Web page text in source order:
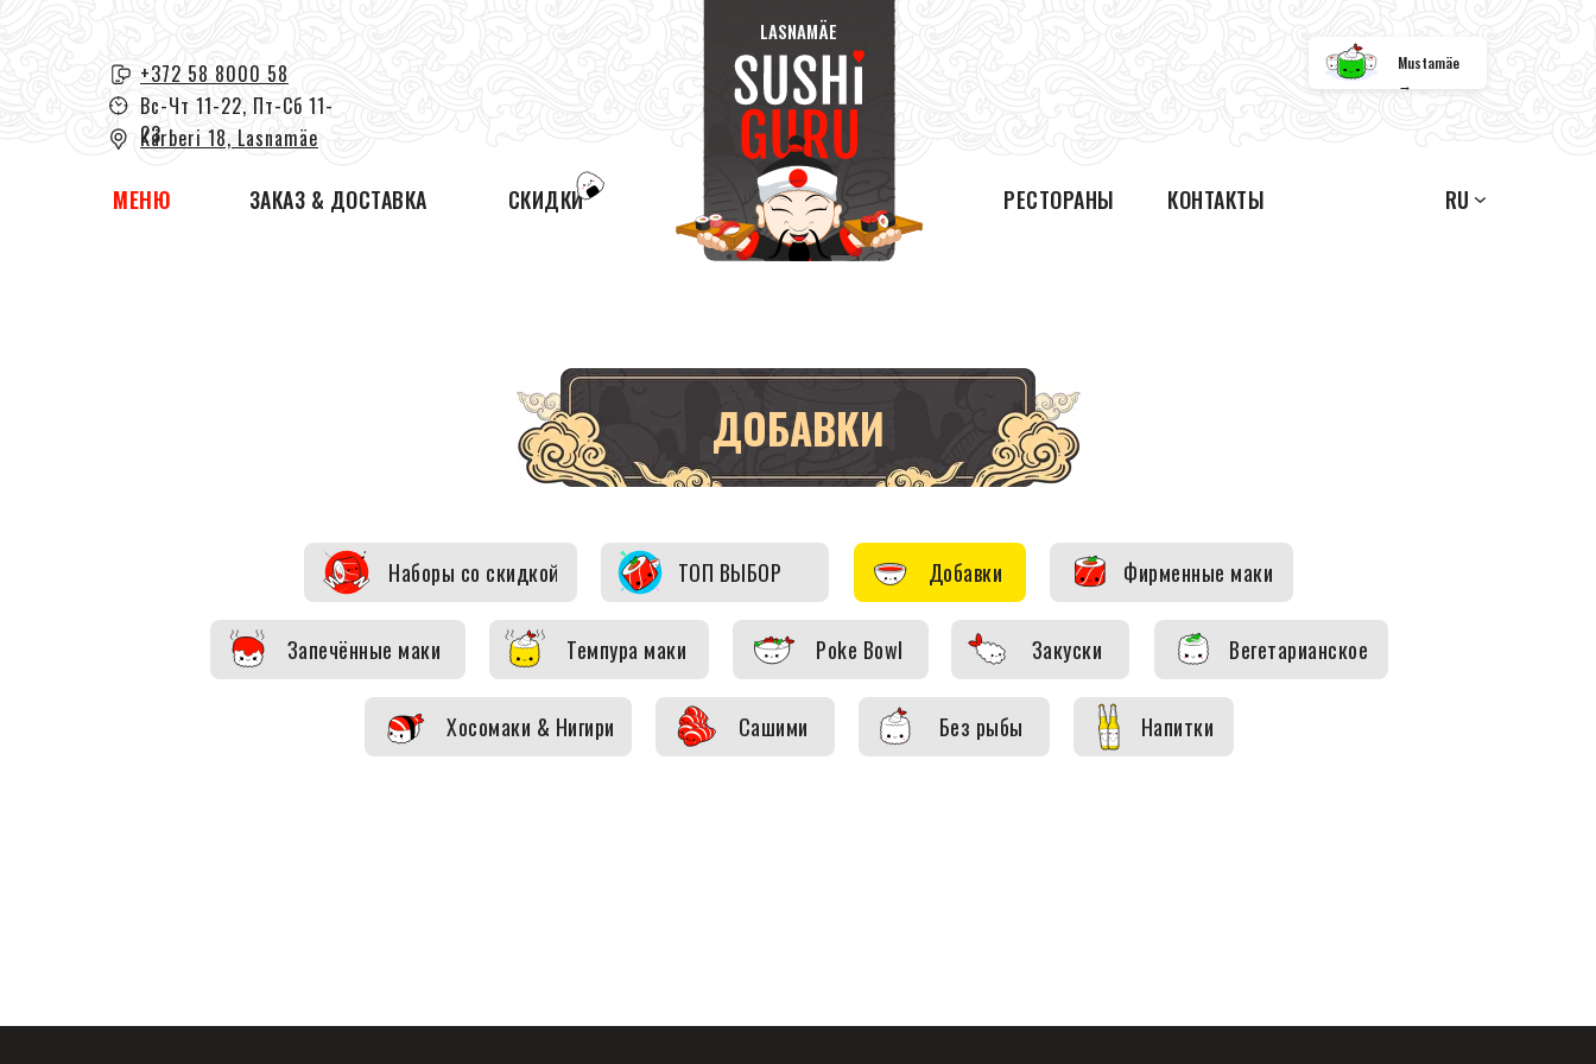
Kärberi 18, Lasnamäe
Вс-Чт 11-22, Пт-Сб 11-
23
+372 58 8000 58
Mustamäe
→
RU
КОНТАКТЫ
РЕСТОРАНЫ
СКИДКИ
ЗАКАЗ & ДОСТАВКА
МЕНЮ
LASNAMÄE
ДОБАВКИ
Запечённые маки Темпура маки Poke Bowl Закуски Вегетарианское
Хосомаки & Нигири Сашими Без рыбы Напитки
Наборы со скидкой ТОП ВЫБОР Добавки Фирменные маки